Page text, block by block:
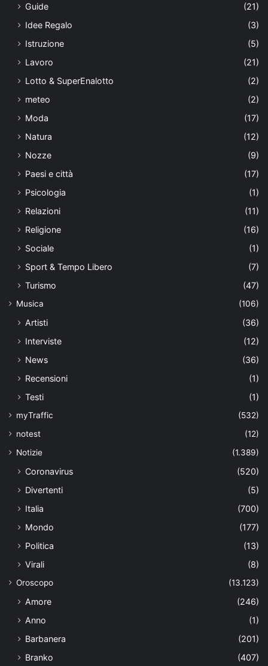
Guide
(21)
Idee Regalo
(3)
Istruzione
(5)
Lavoro
(21)
Lotto & SuperEnalotto
(2)
meteo
(2)
Moda
(17)
Natura
(12)
Nozze
(9)
Paesi e città
(17)
Psicologia
(1)
Relazioni
(11)
Religione
(16)
Sociale
(1)
Sport & Tempo Libero
(7)
Turismo
(47)
Musica (106)
Artisti
(36)
Interviste
(12)
News
(36)
Recensioni
(1)
Testi
(1)
myTraffic
(532)
notest
(12)
Notizie
(1.389)
Coronavirus
(520)
Divertenti
(5)
Italia
(700)
Mondo
(177)
Politica
(13)
Virali
(8)
Oroscopo (13.123)
Amore
(246)
Anno
(1)
Barbanera
(201)
Branko
(407)